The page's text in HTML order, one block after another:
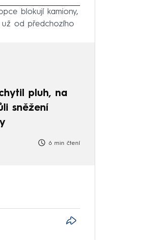
blokují kamiony,
už od předchozího
pluh, na
sněžení
6 min čtení